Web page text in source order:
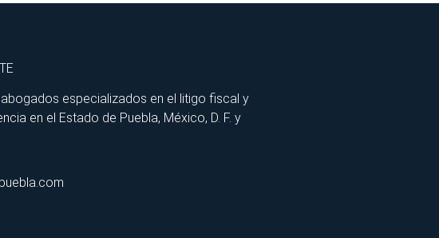
especializados en el litigo fiscal y
en el Estado de Puebla, México, D. F. y